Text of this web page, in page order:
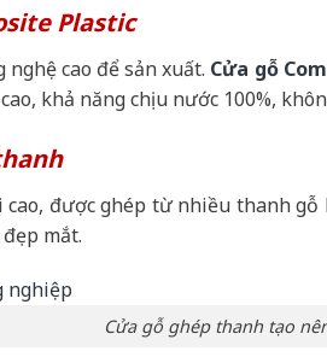
Plastic
nghệ cao để sản xuất. Cửa gỗ
khả năng chịu nước 100%,
cao, được ghép từ nhiều thanh
mắt.
Cửa gỗ ghép thanh tạo